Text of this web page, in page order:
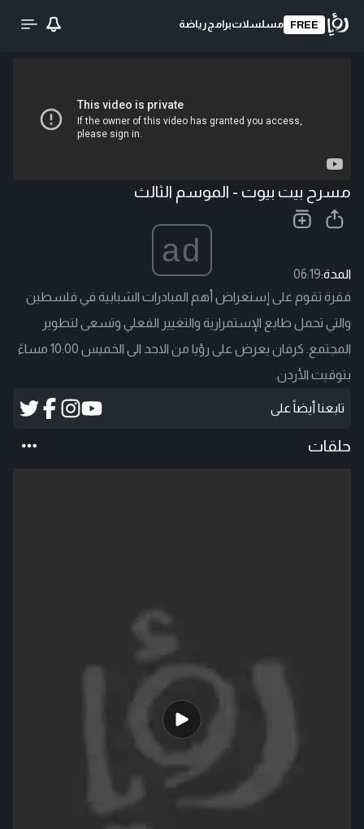
FREE مسلسلاتبرامج رياضة
مسرح بيت بيوت - الموسم الثالث
ad
المدة:06:19
فقرة تقوم على إستعراض أهم المبادرات الشبابية في فلسطين
والتي تحمل طابع الإستمرارية والتغيير الفعلي وتسعى لتطوير
المجتمع. كرفان يعرض على رؤيا من الاحد الى الخميس 10:00 مساءً
بتوقيت الأردن.
تابعنا أيضاً على
حلقات